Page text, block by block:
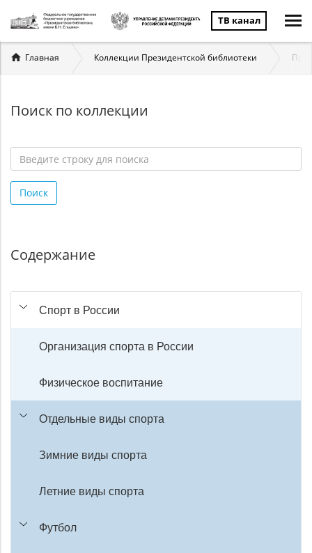
ТВ канал
Вы
здесь
Главная Коллекции Президентской библиотеки
Поиск по коллекции
строку
для
Поиск
Содержание
Спорт в России
Организация спорта в России
Физическое воспитание
Отдельные виды спорта
Зимние виды спорта
Летние виды спорта
Футбол